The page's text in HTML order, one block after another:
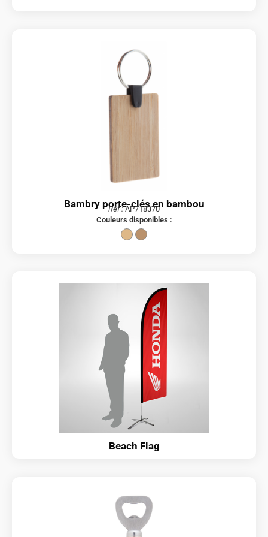
Bambry porte-clés en bambou
Réf :AP718370
Couleurs disponibles :
Beach Flag